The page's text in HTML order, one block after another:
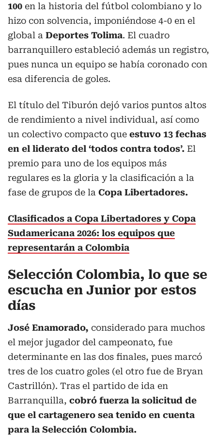
100 en la historia del fútbol colombiano y lo
hizo con solvencia, imponiéndose 4-0 en el
global a Deportes Tolima. El cuadro
barranquillero estableció además un registro,
pues nunca un equipo se había coronado con
esa diferencia de goles.
El título del Tiburón dejó varios puntos altos
de rendimiento a nivel individual, así como
un colectivo compacto que estuvo 13 fechas
en el liderato del ‘todos contra todos’. El
premio para uno de los equipos más
regulares es la gloria y la clasificación a la
fase de grupos de la Copa Libertadores.
Clasificados a Copa Libertadores y Copa
Sudamericana 2026: los equipos que
representarán a Colombia
Selección Colombia, lo que se
escucha en Junior por estos
días
José Enamorado, considerado para muchos
el mejor jugador del campeonato, fue
determinante en las dos finales, pues marcó
tres de los cuatro goles (el otro fue de Bryan
Castrillón). Tras el partido de ida en
Barranquilla, cobró fuerza la solicitud de
que el cartagenero sea tenido en cuenta
para la Selección Colombia.